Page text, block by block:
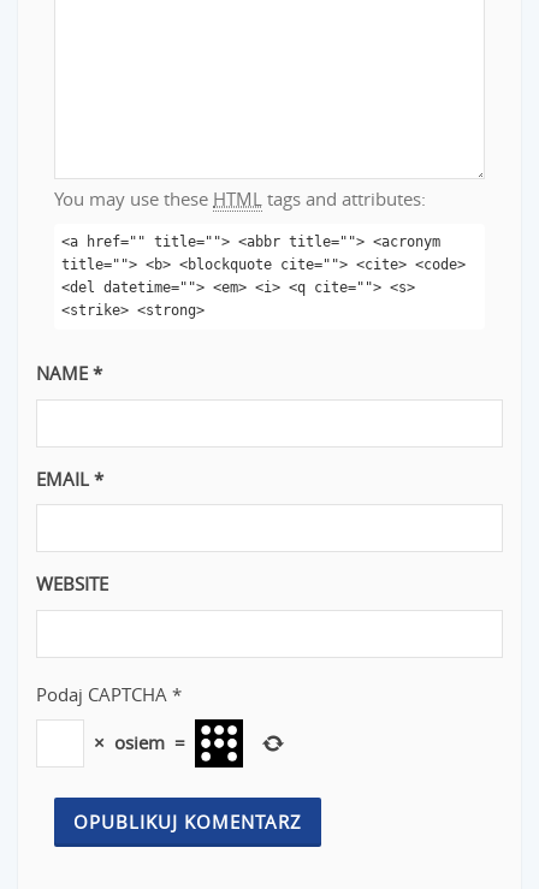
You may use these HTML tags and attributes:
<a href="" title=""> <abbr title=""> <acronym
title=""> <b> <blockquote cite=""> <cite> <code>
<del datetime=""> <em> <i> <q cite=""> <s>
<strike> <strong>
NAME *
EMAIL *
WEBSITE
Podaj CAPTCHA *
× osiem =